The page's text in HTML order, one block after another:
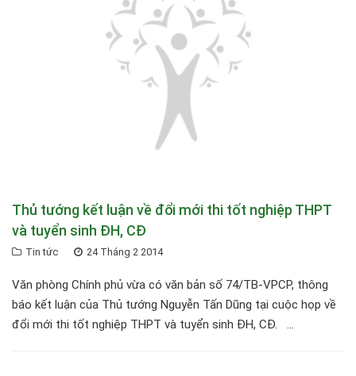
Thủ tướng kết luận về đổi mới thi tốt nghiệp THPT
và tuyển sinh ĐH, CĐ
Tin tức 24 Tháng 2 2014
Văn phòng Chính phủ vừa có văn bản số 74/TB-VPCP, thông
báo kết luận của Thủ tướng Nguyễn Tấn Dũng tại cuộc họp về
đổi mới thi tốt nghiệp THPT và tuyển sinh ĐH, CĐ. ...